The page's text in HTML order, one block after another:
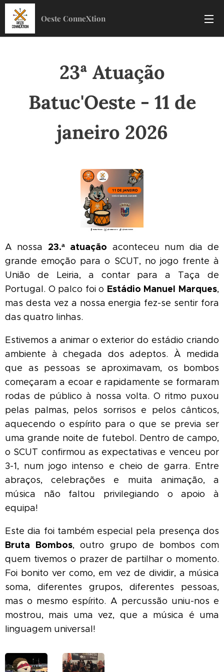
Oeste ConneXtion
23ª Atuação
Batuc'Oeste - 11 de
janeiro 2026
A nossa 23.ª atuação aconteceu num dia de
grande emoção para o SCUT, no jogo frente à
União de Leiria, a contar para a Taça de
Portugal. O palco foi o Estádio Manuel Marques,
mas desta vez a nossa energia fez-se sentir fora
das quatro linhas.
Estivemos a animar o exterior do estádio criando
ambiente à chegada dos adeptos. À medida
que as pessoas se aproximavam, os bombos
começaram a ecoar e rapidamente se formaram
rodas de público à nossa volta. O ritmo puxou
pelas palmas, pelos sorrisos e pelos cânticos,
aquecendo o espírito para o que se previa ser
uma grande noite de futebol. Dentro de campo,
o SCUT confirmou as expectativas e venceu por
3-1, num jogo intenso e cheio de garra. Entre
abraços, celebrações e muita animação, a
música não faltou privilegiando o apoio à
equipa!
Este dia foi também especial pela presença dos
Bruta Bombos, outro grupo de bombos com
quem tivemos o prazer de partilhar o momento.
Foi bonito ver como, em vez de dividir, a música
soma, diferentes grupos, diferentes pessoas,
mas o mesmo espírito. A percussão uniu-nos e
mostrou, mais uma vez, que a música é uma
linguagem universal!